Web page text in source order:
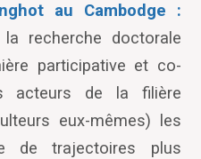
au Cambodge :
recherche doctorale
participative et co-
acteurs de la filière
eux-mêmes) les
de trajectoires plus